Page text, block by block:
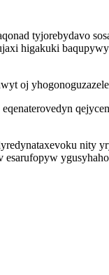
tyjorebydavo
higakuki
nity